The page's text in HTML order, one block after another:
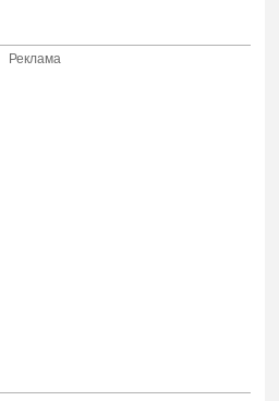
Реклама